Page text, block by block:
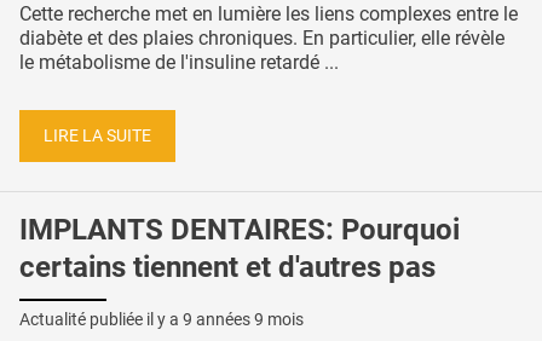
Cette recherche met en lumière les liens complexes entre le
diabète et des plaies chroniques. En particulier, elle révèle
le métabolisme de l'insuline retardé ...
LIRE LA SUITE
IMPLANTS DENTAIRES: Pourquoi
certains tiennent et d'autres pas
Actualité publiée il y a 9 années 9 mois